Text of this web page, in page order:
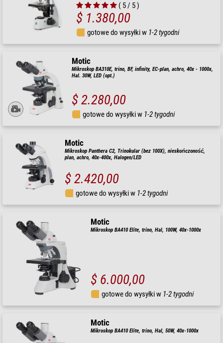
( 5 / 5 )
$ 1.380,00
gotowe do wysyłki w 1-2 tygodni
Motic
Mikroskop BA310E, trino, BF, infinity, EC-plan, achro, 40x - 1000x,
Hal. 30W, LED (opt.)
$ 2.280,00
gotowe do wysyłki w 1-2 tygodni
Motic
Mikroskop Panthera C2, Trinokular (bez 100X), nieskończoność,
plan, achro, 40x-400x, Halogen/LED
$ 2.420,00
gotowe do wysyłki w 1-2 tygodni
Motic
Mikroskop BA410 Elite, trino, Hal, 100W, 40x-1000x
$ 6.000,00
gotowe do wysyłki w 1-2 tygodni
Motic
Mikroskop BA410 Elite, trino, Hal, 50W, 40x-1000x